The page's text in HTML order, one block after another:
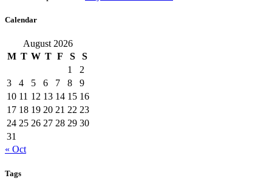
Calendar
August 2026
M T W T F S
S
1
2
3
4 5 6 7 8
9
10 11 12 13 14 15 16
17 18 19 20 21 22 23
24 25 26 27 28 29 30
31
« Oct
Tags